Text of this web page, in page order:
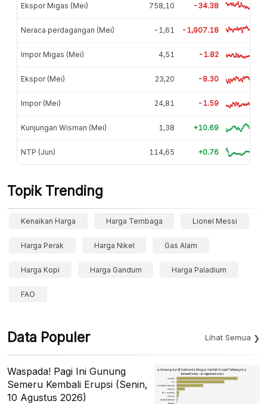
Ekspor Migas (Mei) 758,10 -34.38
Neraca perdagangan (Mei) -1,61 -1,907.18
Impor Migas (Mei) 4,51 -1.82
Ekspor (Mei) 23,20 -8.30
Impor (Mei) 24,81 -1.59
Kunjungan Wisman (Mei) 1,38 +10.69
NTP (Jun) 114,65 +0.76
Topik Trending
Kenaikan Harga Harga Tembaga Lionel Messi
Harga Perak Harga Nikel Gas Alam
Harga Kopi Harga Gandum Harga Paladium
FAO
Data Populer Lihat Semua
Waspada! Pagi Ini Gunung
Semeru Kembali Erupsi (Senin,
10 Agustus 2026)